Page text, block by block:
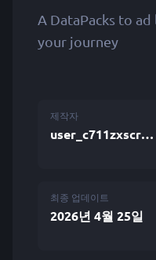
A DataPacks to
your journey
제작자
user_c711zxscr41z0wbt
최종 업데이트
2026년 4월 25일